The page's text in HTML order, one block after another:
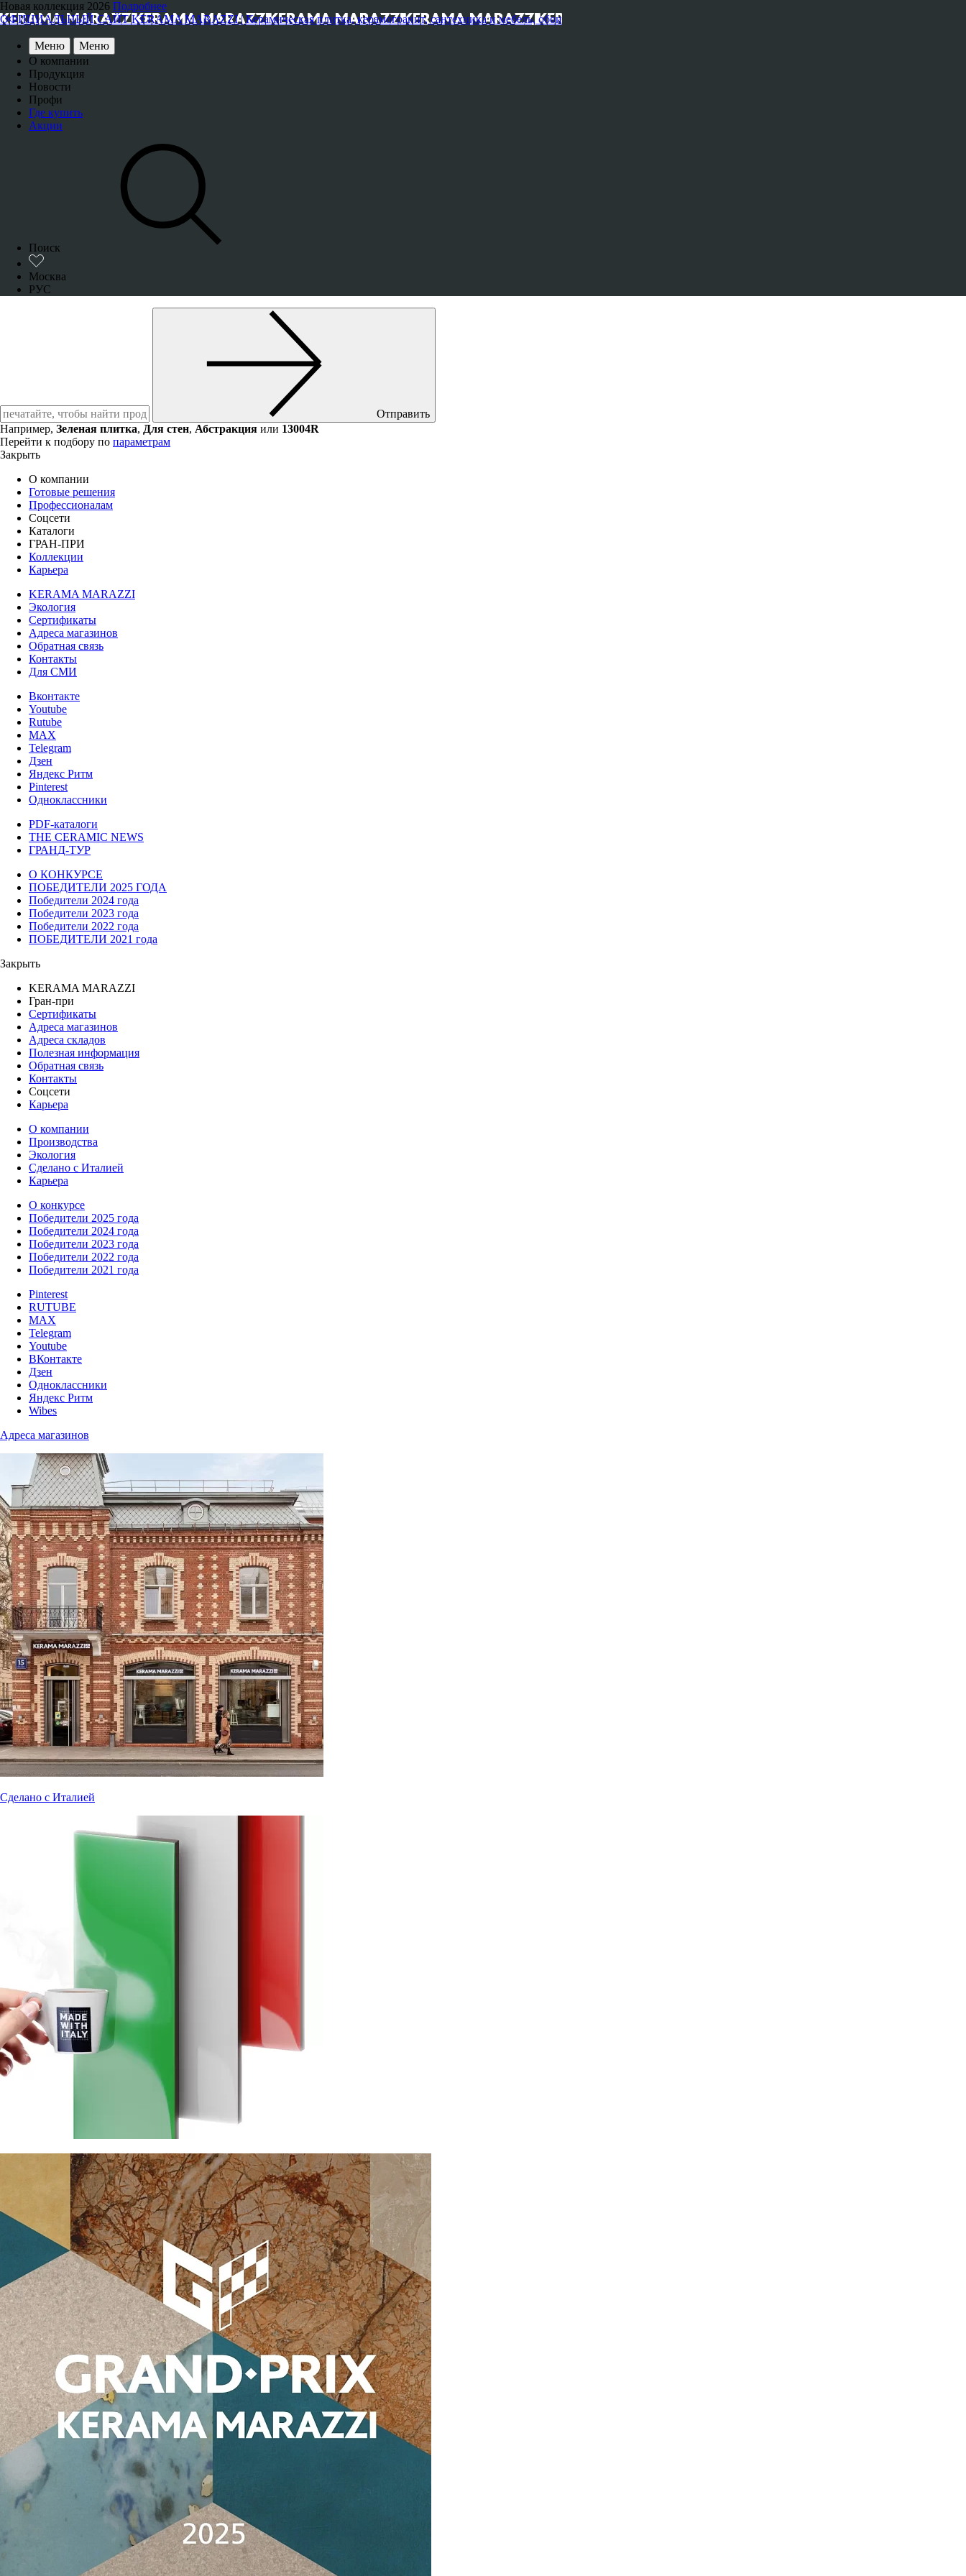
Новая коллекция 2026 Подробнее
ОФИЦИАЛЬНЫЙ САЙТ KERAMA MARAZZI | Керамическая плитка, керамогранит, сантехника и мебель, обои
Меню
Меню
О компании
Продукция
Новости
Профи
Где купить
Акции
Поиск
Москва
РУС
Отправить
Например, Зеленая плитка, Для стен, Абстракция или 13004R
Перейти к подбору по параметрам
Закрыть
О компании
Готовые решения
Профессионалам
Соцсети
Каталоги
ГРАН-ПРИ
Коллекции
Карьера
KERAMA MARAZZI
Экология
Сертификаты
Адреса магазинов
Обратная связь
Контакты
Для СМИ
Вконтакте
Youtube
Rutube
MAX
Telegram
Дзен
Яндекс Ритм
Pinterest
Одноклассники
PDF-каталоги
THE CERAMIC NEWS
ГРАНД-ТУР
О КОНКУРСЕ
ПОБЕДИТЕЛИ 2025 ГОДА
Победители 2024 года
Победители 2023 года
Победители 2022 года
ПОБЕДИТЕЛИ 2021 года
Закрыть
KERAMA MARAZZI
Гран-при
Сертификаты
Адреса магазинов
Адреса складов
Полезная информация
Обратная связь
Контакты
Соцсети
Карьера
О компании
Производства
Экология
Сделано с Италией
Карьера
О конкурсе
Победители 2025 года
Победители 2024 года
Победители 2023 года
Победители 2022 года
Победители 2021 года
Pinterest
RUTUBE
MAX
Telegram
Youtube
ВКонтакте
Дзен
Одноклассники
Яндекс Ритм
Wibes
Адреса магазинов
Сделано с Италией